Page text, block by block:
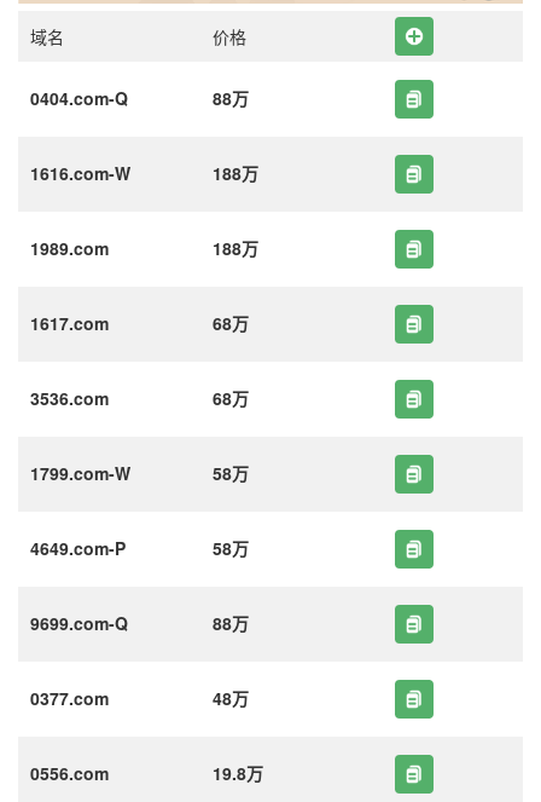
域名 价格
0404.com-Q 88万
1616.com-W 188万
1989.com 188万
1617.com 68万
3536.com 68万
1799.com-W 58万
4649.com-P 58万
9699.com-Q 88万
0377.com 48万
0556.com 19.8万